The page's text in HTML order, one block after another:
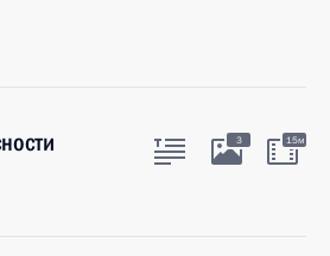
3 15м